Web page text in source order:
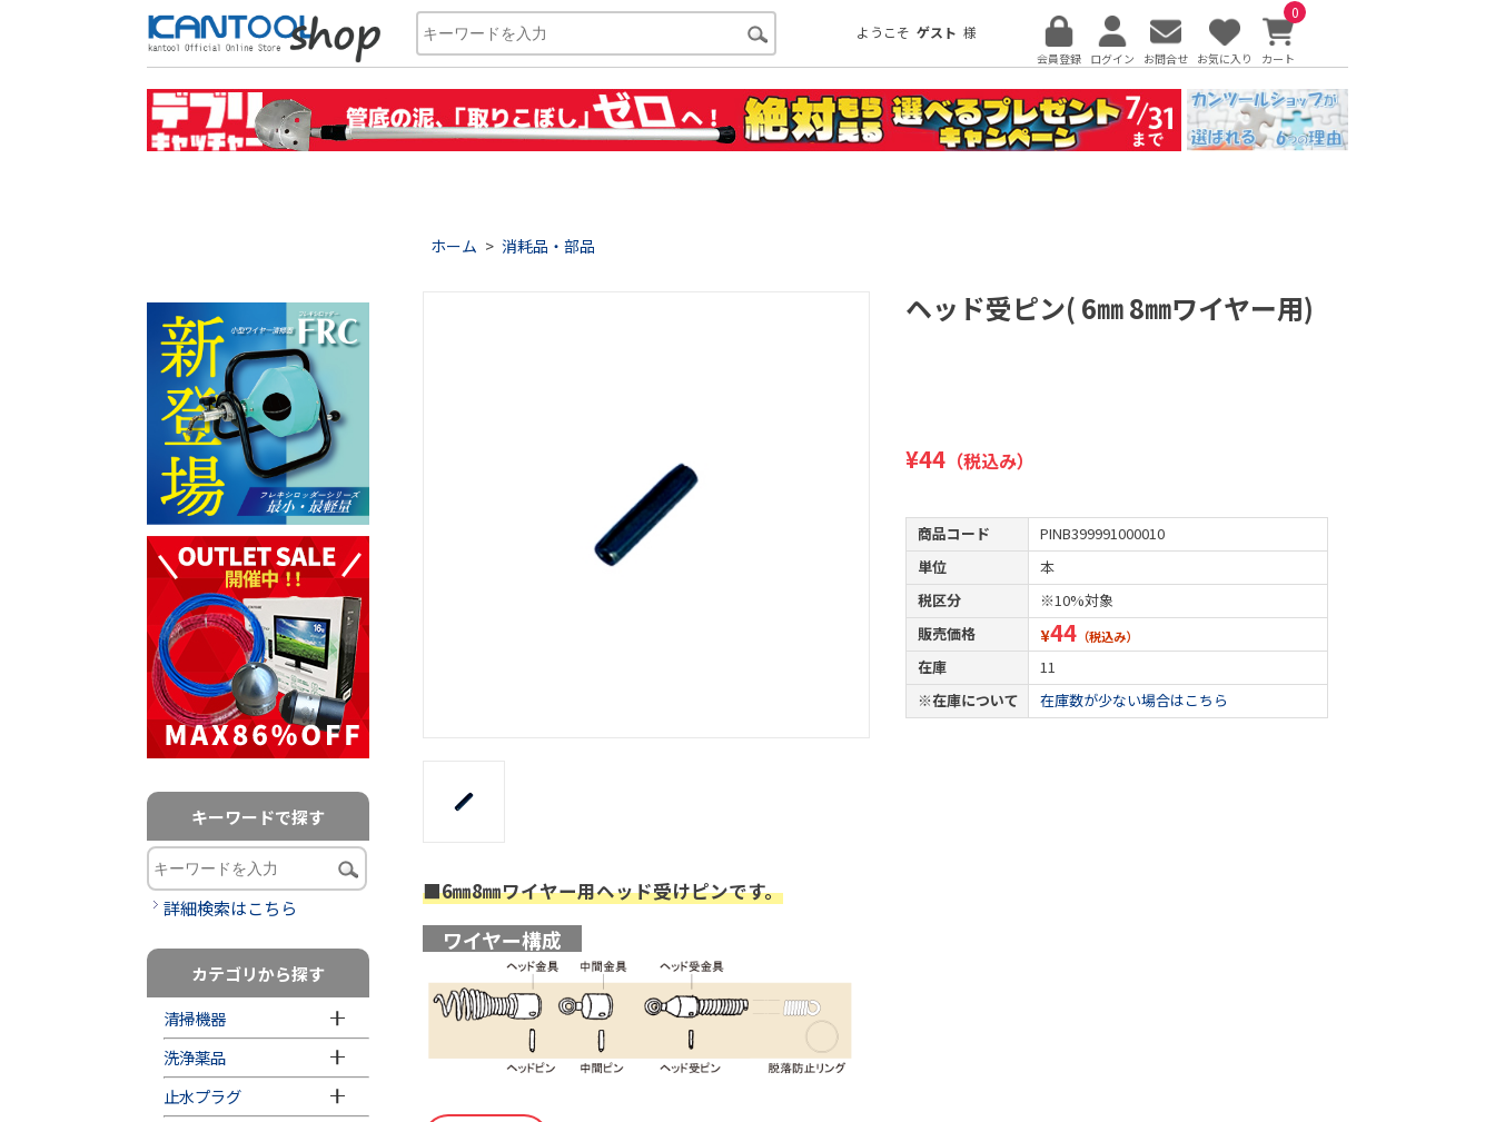
ようこそ ゲスト 様
会員登録 ログイン お問合せ お気に入り
0
カート
ホーム > 消耗品・部品
■6㎜8㎜ワイヤー用ヘッド受けピンです。
ワイヤー構成
ヘッド受ピン( 6㎜ 8㎜ワイヤー用)
¥44 （税込み）
商品コード
PINB399991000010
単位
本
税区分
※10%対象
販売価格
¥44 （税込み）
在庫
11
※在庫について
在庫数が少ない場合はこちら
キーワードで探す
詳細検索はこちら
カテゴリから探す
清掃機器
洗浄薬品
止水プラグ